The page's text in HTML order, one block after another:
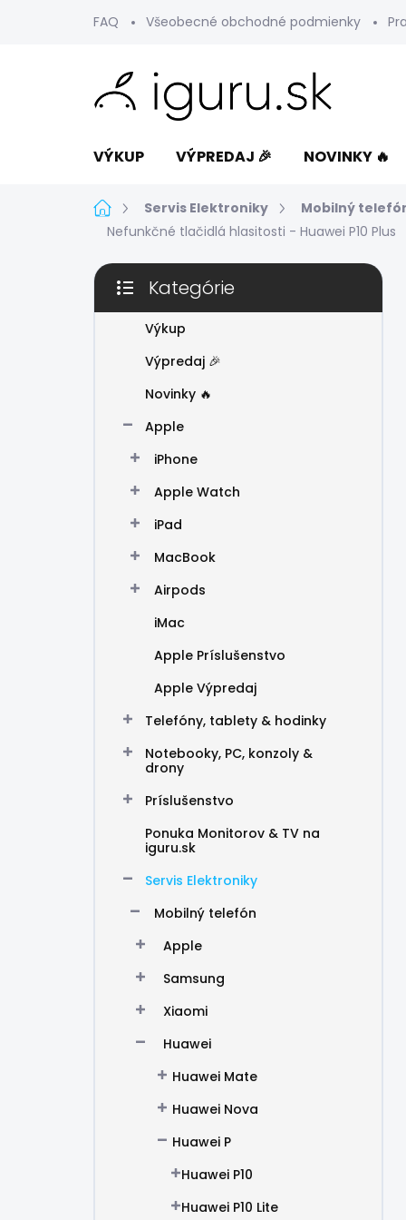
FAQ Všeobecné obchodné podmienky
VÝKUP VÝPREDAJ 🎉 NOVINKY 🔥
DomovServis Elektroniky Mobilný
Nefunkčné tlačidlá hlasitosti - Huawei P10 Plus
B
č
Preskočiť
kategórie
Kategórie
Výkup
Výpredaj 🎉
Novinky 🔥
Apple
iPhone
Apple Watch
iPad
MacBook
Airpods
iMac
Apple Príslušenstvo
Apple Výpredaj
Telefóny, tablety & hodinky
Notebooky, PC, konzoly &
drony
Príslušenstvo
Ponuka Monitorov & TV na
iguru.sk
Servis Elektroniky
Mobilný telefón
Apple
Samsung
Xiaomi
Huawei
Huawei Mate
Huawei Nova
Huawei P
Huawei P10
Huawei P10 Lite